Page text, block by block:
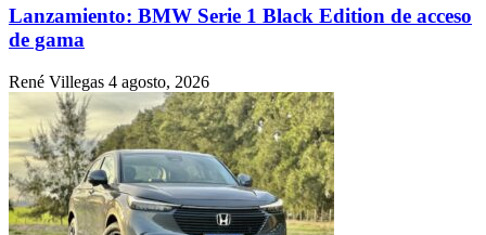
Lanzamiento: BMW Serie 1 Black Edition de acceso
de gama
René Villegas 4 agosto, 2026